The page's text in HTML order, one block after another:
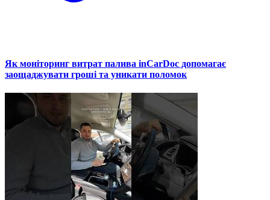
Як моніторинг витрат палива inCarDoc допомагає
заощаджувати гроші та уникати поломок